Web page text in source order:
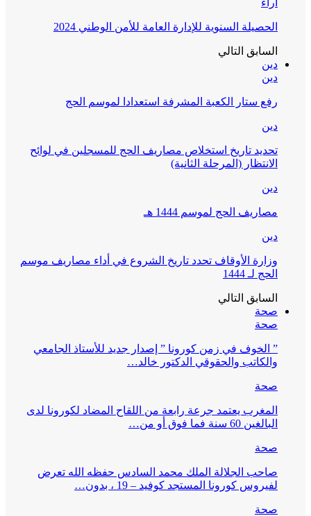
آراء
الحصيلة السنوية للإدارة العامة للأمن الوطني 2024
السابق التالي
دين
دين
رفع ستار الكعبة المشرفة استعدادا لموسم الحج
دين
تحديد تاريخ استخلاص مصاريف الحج للمسجلين في لوائح
الانتظار (المرحلة الثانية)
دين
مصاريف الحج لموسم 1444 هـ
دين
وزارة الأوقاف تحدد تاريخ الشروع في أداء مصاريف موسم
الحج لـ 1444
السابق التالي
صحة
صحة
” الخوف في زمن كورونا ” إصدار جديد للأستاذ الجامعي
والكاتب والحقوقي الدكتور خالد…
صحة
المغرب يعتمد جرعة رابعة من اللقاح المضاد لكورونا لدى
البالغين 60 سنة فما فوق أو من…
صحة
صاحب الجلالة الملك محمد السادس حفظه الله تعرض
لفيروس كورونا المستجد كوفيد – 19 ، بدون…
صحة